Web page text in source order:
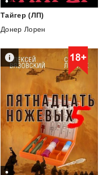
Тайгер (ЛП)
Донер Лорен